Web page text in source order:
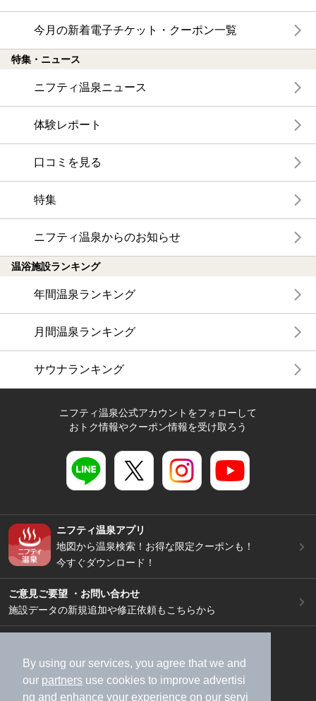
By using our services, you agree that we and
our partners use cookies to improve advertisi
ng and enhance your experience on our servi
今月の新着電子チケット・クーポン一覧
特集・ニュース
ニフティ温泉ニュース
体験レポート
口コミを見る
特集
ニフティ温泉からのお知らせ
温浴施設ランキング
年間温泉ランキング
月間温泉ランキング
サウナランキング
ニフティ温泉公式アカウントをフォローして
おトク情報やクーポン情報を受け取ろう
ニフティ温泉アプリ
地図から温泉検索！お得な限定クーポンも！
今すぐダウンロード！
ご意見ご要望 ・お問い合わせ
施設データの新規追加や修正依頼もこちらから
加盟店募集（資料請求）
広告出稿のご案内
利用規約
ライフスタイルMEMBERS+規約